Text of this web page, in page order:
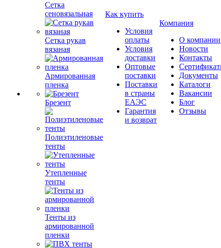
Сетка
сеновязальная
Сетка рукав
вязаная
Армированная
пленка
Брезент
Полиэтиленовые
тенты
Утепленные
тенты
Тенты из
армированной
пленки
Как купить
Условия
оплаты
Условия
доставки
Оптовые
поставки
Поставки
в страны
ЕАЭС
Гарантия
и возврат
Компания
О компании
Новости
Контакты
Документы
Каталоги
Вакансии
Блог
Отзывы